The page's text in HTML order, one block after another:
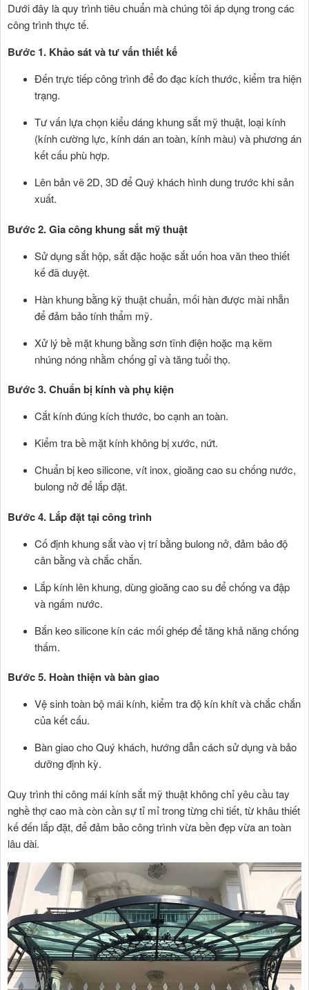
Dưới đây là quy trình tiêu chuẩn mà chúng tôi áp dụng trong các
công trình thực tế.
Bước 1. Khảo sát và tư vấn thiết kế
Đến trực tiếp công trình để đo đạc kích thước, kiểm tra hiện
trạng.
Tư vấn lựa chọn kiểu dáng khung sắt mỹ thuật, loại kính
(kính cường lực, kính dán an toàn, kính màu) và phương án
kết cấu phù hợp.
Lên bản vẽ 2D, 3D để Quý khách hình dung trước khi sản
xuất.
Bước 2. Gia công khung sắt mỹ thuật
Sử dụng sắt hộp, sắt đặc hoặc sắt uốn hoa văn theo thiết
kế đã duyệt.
Hàn khung bằng kỹ thuật chuẩn, mối hàn được mài nhẵn
để đảm bảo tính thẩm mỹ.
Xử lý bề mặt khung bằng sơn tĩnh điện hoặc mạ kẽm
nhúng nóng nhằm chống gỉ và tăng tuổi thọ.
Bước 3. Chuẩn bị kính và phụ kiện
Cắt kính đúng kích thước, bo cạnh an toàn.
Kiểm tra bề mặt kính không bị xước, nứt.
Chuẩn bị keo silicone, vít inox, gioăng cao su chống nước,
bulong nở để lắp đặt.
Bước 4. Lắp đặt tại công trình
Cố định khung sắt vào vị trí bằng bulong nở, đảm bảo độ
cân bằng và chắc chắn.
Lắp kính lên khung, dùng gioăng cao su để chống va đập
và ngấm nước.
Bắn keo silicone kín các mối ghép để tăng khả năng chống
thấm.
Bước 5. Hoàn thiện và bàn giao
Vệ sinh toàn bộ mái kính, kiểm tra độ kín khít và chắc chắn
của kết cấu.
Bàn giao cho Quý khách, hướng dẫn cách sử dụng và bảo
dưỡng định kỳ.
Quy trình thi công mái kính sắt mỹ thuật không chỉ yêu cầu tay
nghề thợ cao mà còn cần sự tỉ mỉ trong từng chi tiết, từ khâu thiết
kế đến lắp đặt, để đảm bảo công trình vừa bền đẹp vừa an toàn
lâu dài.